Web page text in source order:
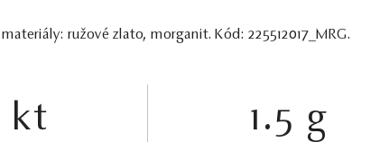
ružové zlato, morganit. Kód: 225512017_MRG.
kt 1.5 g